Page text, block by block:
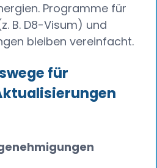
Programme für
B. D8-Visum) und
bleiben vereinfacht.
für